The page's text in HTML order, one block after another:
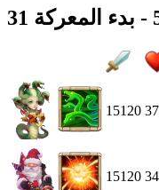
15120
15120